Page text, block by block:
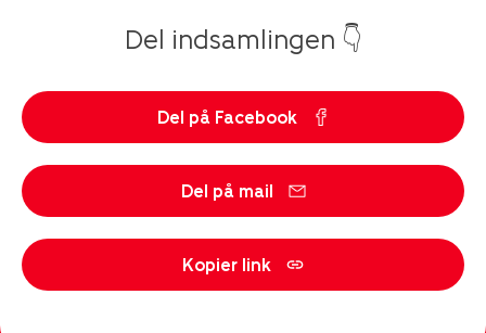
Del indsamlingen 👇
Del på Facebook
Del på mail
Kopier link